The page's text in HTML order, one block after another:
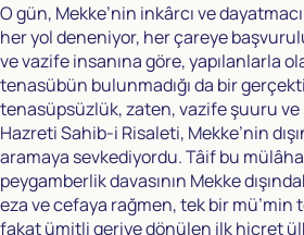
O gün, Mekke’nin inkârcı ve
her yol deneniyor, her çareye
ve vazife insanına göre, yapılanlarla
tenasübün bulunmadığı da bir
tenasüpsüzlük, zaten, vazife şuuru ve
Hazreti Sahib-i Risaleti, Mekke’nin
aramaya sevkediyordu. Tâif bu
peygamberlik davasının Mekke
eza ve cefaya rağmen, tek bir mü’min
fakat ümitli geriye dönülen ilk hicret